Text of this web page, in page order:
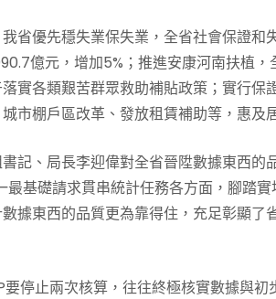
省優先穩失業保失業，全省社會保證和
億元，增加5%；推進安康河南扶植，
實各類艱苦群眾救助補貼政策；實行
市棚戶區改革、發放租賃補助等，惠及
記、局長李迎偉對全省晉陞數據東西的
最基礎請求貫串統計任務各方面，腳踏
據東西的品質更為靠得住，充足彰顯
停止兩次核算，往往終極核實數據與